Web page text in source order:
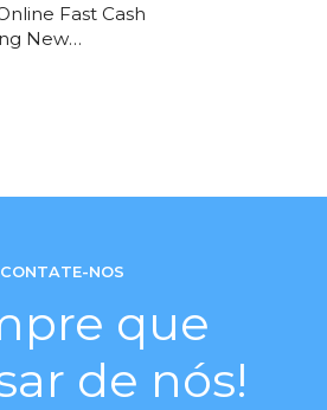
Fast Cash
New
CONTATE-NOS
que
de nós!